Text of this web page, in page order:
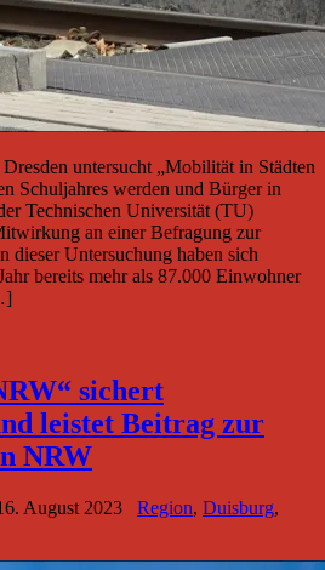
untersucht „Mobilität in Städten
Schuljahres werden und Bürger in
Technischen Universität (TU)
an einer Befragung zur
dieser Untersuchung haben sich
bereits mehr als 87.000 Einwohner
sichert
leistet Beitrag zur
NRW
August 2023 Region, Duisburg,